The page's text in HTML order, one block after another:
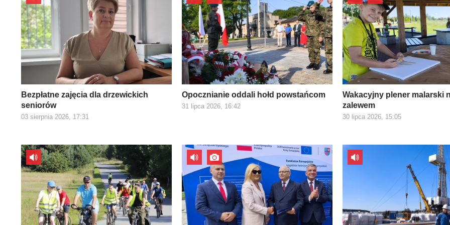
Bezpłatne zajęcia dla drzewickich
seniorów
03 sierpnia 2026, 17:31
Opocznianie oddali hołd powstańcom
31 lipca 2026, 16:42
Wakacyjny plener malarski
zalewem
30 lipca 2026, 15:05